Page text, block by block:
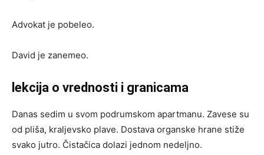
Advokat je pobeleo.
David je zanemeo.
lekcija o vrednosti i granicama
Danas sedim u svom podrumskom apartmanu. Zavese su
od pliša, kraljevsko plave. Dostava organske hrane stiže
svako jutro. Čistačica dolazi jednom nedeljno.